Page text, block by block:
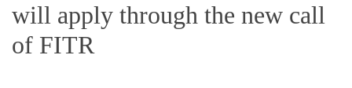
will apply through the new call
of FITR